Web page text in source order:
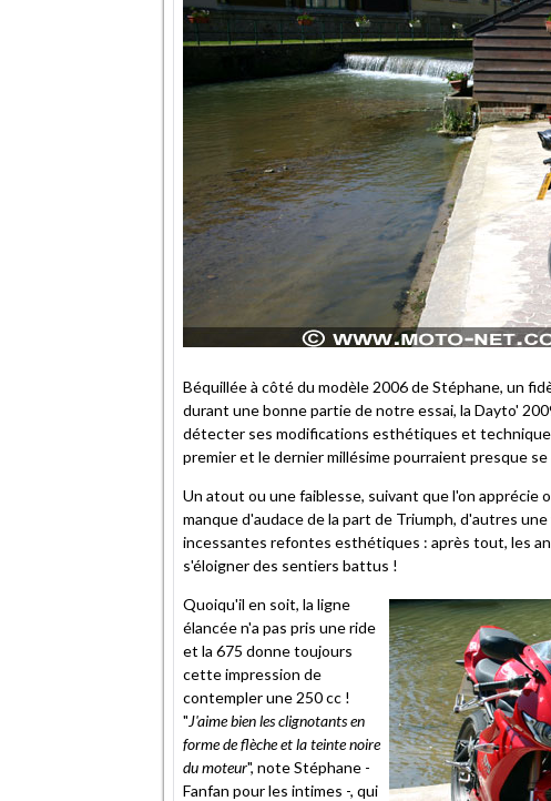
Béquillée à côté du modèle 2006 de Stéphane, un
durant une bonne partie de notre essai, la Dayto'
détecter ses modifications esthétiques et
premier et le dernier millésime pourraient presque
Un atout ou une faiblesse, suivant que l'on apprécie
manque d'audace de la part de Triumph, d'autres
incessantes refontes esthétiques : après tout, les
s'éloigner des sentiers battus !
Quoiqu'il en soit, la ligne
élancée n'a pas pris une ride
et la 675 donne toujours
cette impression de
contempler une 250 cc !
"J'aime bien les clignotants en
forme de flèche et la teinte noire
du moteur", note Stéphane -
Fanfan pour les intimes -, qui